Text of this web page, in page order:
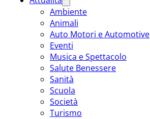
Ambiente
Animali
Auto Motori e Automotive
Eventi
Musica e Spettacolo
Salute Benessere
Sanità
Scuola
Società
Turismo